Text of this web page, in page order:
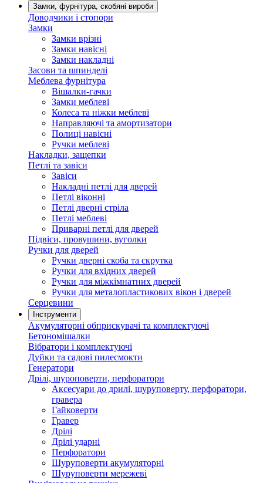
Замки, фурнітура, скобяні вироби
Доводчики і стопори
Замки
Замки врізні
Замки навісні
Замки накладні
Засови та шпинделі
Меблева фурнітура
Вішалки-гачки
Замки меблеві
Колеса та ніжки меблеві
Направляючі та амортизатори
Полиці навісні
Ручки меблеві
Накладки, защепки
Петлі та завіси
Завіси
Накладні петлі для дверей
Петлі віконні
Петлі дверні стріла
Петлі меблеві
Приварні петлі для дверей
Підвіси, провушини, вуголки
Ручки для дверей
Ручки дверні скоба та скрутка
Ручки для вхідних дверей
Ручки для міжкімнатних дверей
Ручки для металопластикових вікон і дверей
Серцевини
Інструменти
Акумуляторні обприскувачі та комплектуючі
Бетономішалки
Вібратори і комплектуючі
Дуйки та садові пилесмокти
Генератори
Дрілі, шуроповерти, перфоратори
Аксесуари до дрилі, шуруповерту, перфоратори,
гравера
Гайковерти
Гравер
Дрілі
Дрілі ударні
Перфоратори
Шуруповерти акумуляторні
Шуруповерти мережеві